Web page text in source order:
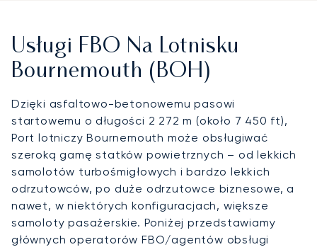
Usługi FBO Na Lotnisku
Bournemouth (BOH)
Dzięki asfaltowo-betonowemu pasowi
startowemu o długości 2 272 m (około 7 450 ft),
Port lotniczy Bournemouth może obsługiwać
szeroką gamę statków powietrznych – od lekkich
samolotów turbośmigłowych i bardzo lekkich
odrzutowców, po duże odrzutowce biznesowe, a
nawet, w niektórych konfiguracjach, większe
samoloty pasażerskie. Poniżej przedstawiamy
głównych operatorów FBO/agentów obsługi